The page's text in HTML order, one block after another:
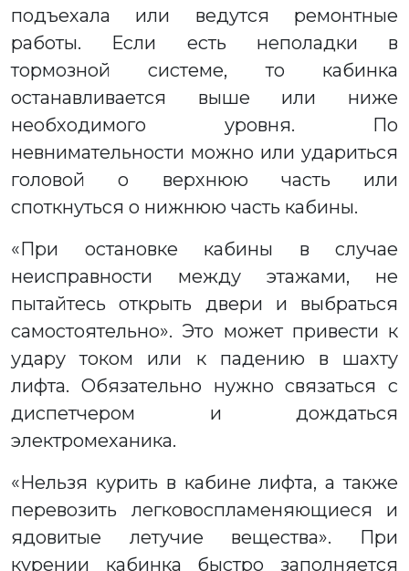
подъехала или ведутся ремонтные
работы. Если есть неполадки в
тормозной системе, то кабинка
останавливается выше или ниже
необходимого уровня. По
невнимательности можно или удариться
головой о верхнюю часть или
споткнуться о нижнюю часть кабины.
«При остановке кабины в случае
неисправности между этажами, не
пытайтесь открыть двери и выбраться
самостоятельно». Это может привести к
удару током или к падению в шахту
лифта. Обязательно нужно связаться с
диспетчером и дождаться
электромеханика.
«Нельзя курить в кабине лифта, а также
перевозить легковоспламеняющиеся и
ядовитые летучие вещества». При
курении кабинка быстро заполняется